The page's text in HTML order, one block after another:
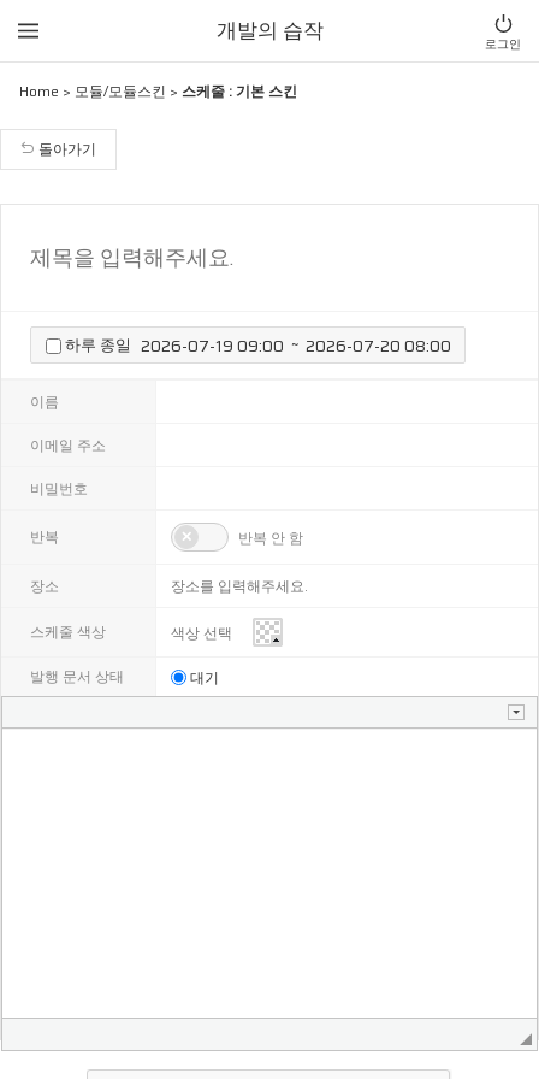
개발의 습작 로그인
Home > 모듈/모듈스킨 > 스케줄 : 기본 스킨
돌아가기
하루 종일 ~
이름
이메일 주소
비밀번호
반복 반복 안 함
장소
스케줄 색상
발행 문서 상태
대기